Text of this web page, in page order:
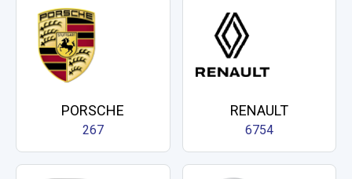
PORSCHE
267
RENAULT
6754